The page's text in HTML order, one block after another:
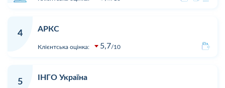
4
АРКС
Клієнтська оцінка: 5,7 10
5
ІНГО Україна